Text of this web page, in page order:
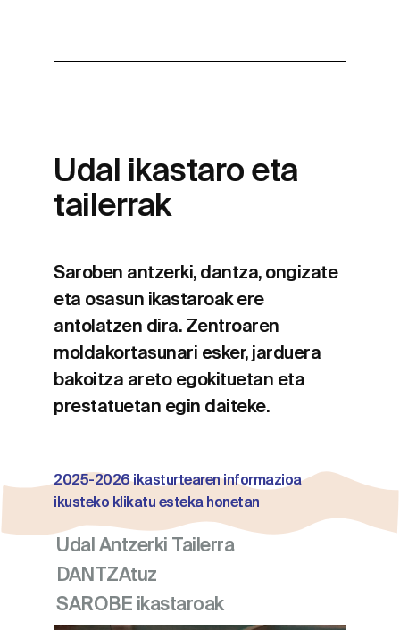
Udal ikastaro eta
tailerrak
Saroben antzerki, dantza, ongizate
eta osasun ikastaroak ere
antolatzen dira. Zentroaren
moldakortasunari esker, jarduera
bakoitza areto egokituetan eta
prestatuetan egin daiteke.
2025-2026 ikasturtearen informazioa
ikusteko klikatu esteka honetan
Udal Antzerki Tailerra
DANTZAtuz
SAROBE ikastaroak